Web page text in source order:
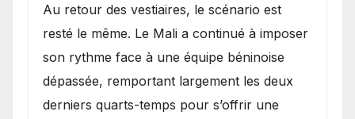
Au retour des vestiaires, le scénario est
resté le même. Le Mali a continué à imposer
son rythme face à une équipe béninoise
dépassée, remportant largement les deux
derniers quarts-temps pour s’offrir une